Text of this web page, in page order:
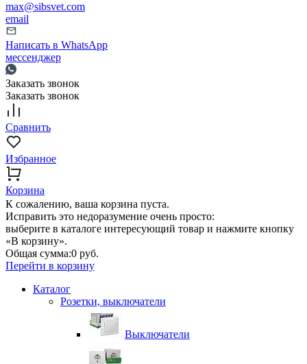
max@sibsvet.com
email
Написать в WhatsApp
мессенджер
Заказать звонок
Заказать звонок
Сравнить
Избранное
Корзина
К сожалению, ваша корзина пуста.
Исправить это недоразумение очень просто:
выберите в каталоге интересующий товар и нажмите кнопку
«В корзину».
Общая сумма:0 руб.
Перейти в корзину
Каталог
Розетки, выключатели
Выключатели